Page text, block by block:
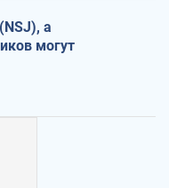
а
могут